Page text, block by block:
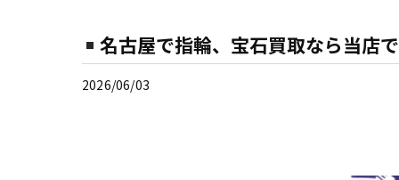
名古屋で指輪、宝石買取なら当店
2026/06/03